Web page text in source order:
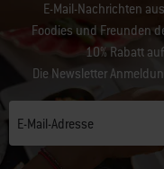
E-Mail-Nachrichten
Foodies und Freunden
10% Rabatt
Die Newsletter
E-Mail-Adresse